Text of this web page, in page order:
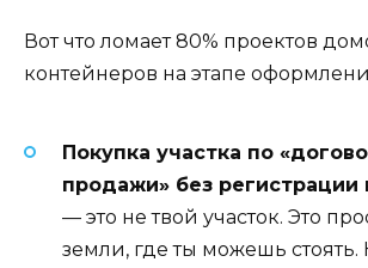
Вот что ломает 80% проектов
контейнеров на этапе
Покупка участка по
продажи» без регистрации
— это не твой участок. Это
земли, где ты можешь стоять.